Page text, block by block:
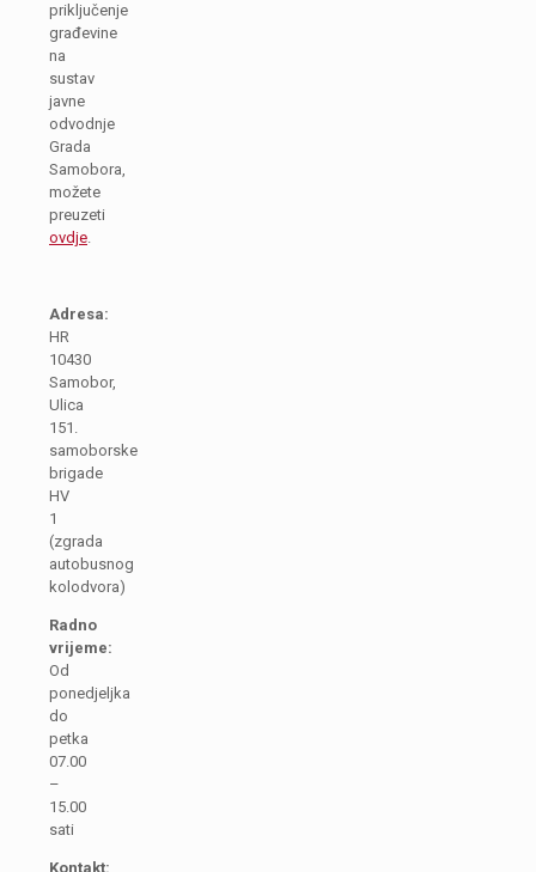
priključenje
građevine
na
sustav
javne
odvodnje
Grada
Samobora,
možete
preuzeti
ovdje.
Adresa:
HR
10430
Samobor,
Ulica
151.
samoborske
brigade
HV
1
(zgrada
autobusnog
kolodvora)
Radno
vrijeme:
Od
ponedjeljka
do
petka
07.00
–
15.00
sati
Kontakt: